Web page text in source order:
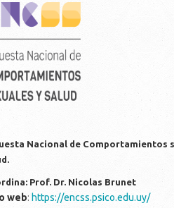
Nacional de Comportamientos
Prof. Dr. Nicolas Brunet
web: https://encss.psico.edu.uy/